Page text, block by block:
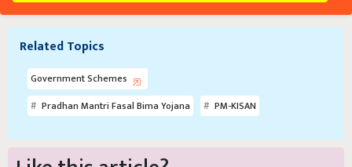
Related Topics
Government Schemes
Pradhan Mantri Fasal Bima Yojana
PM-KISAN